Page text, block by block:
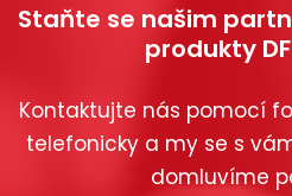
Staňte se našim
produkty
Kontaktujte nás pomocí
telefonicky a my se s
domluvíme